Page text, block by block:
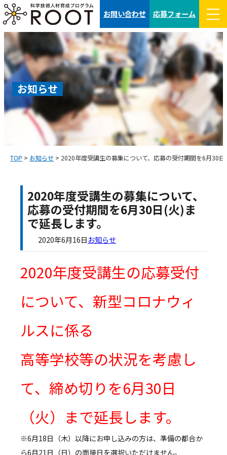
コ
ン
テ
ン
ツ
へ
キ
お問い合わせ 応募フォーム
お知らせ
TOP > お知らせ > 2020年度受講生の募集について、応募の受付期間を6月30
2020年度受講生の募集について、
応募の受付期間を6月30日(火)ま
で延長します。
2020年6月16日 お知らせ
2020年度受講生の応募受付
について、新型コロナウィ
ルスに係る
高等学校等の状況を考慮し
て、締め切りを6月30日
（火）まで延長します。
※6月18日（木）以降にお申し込みの方は、準備の都合か
ら6月21日（日）の面接日を選択いただけません。